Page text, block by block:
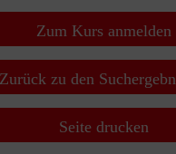
Zum Kurs anmelden
Zurück zu den
Seite drucken